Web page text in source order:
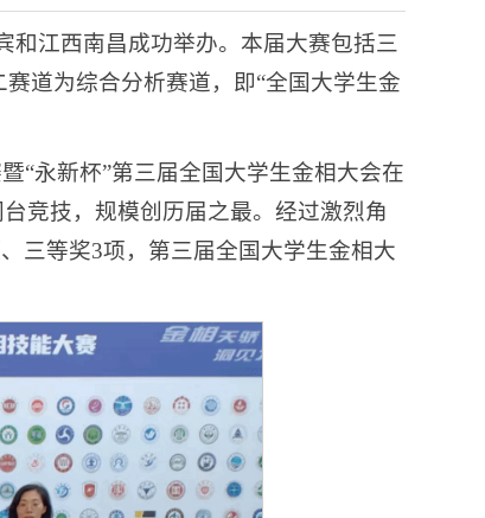
和江西南昌成功举办。本届大赛包括三
道为综合分析赛道，即“全国大学生金
“永新杯”第三届全国大学生金相大会在
竞技，规模创历届之最。经过激烈角
三等奖3项，第三届全国大学生金相大